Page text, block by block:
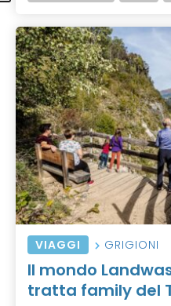
VIAGGI GRIGIONI
Il mondo
tratta family del